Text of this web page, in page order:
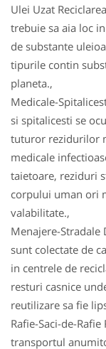
Ulei Uzat
trebuie sa aia loc
de substante
tipurile contin
planeta.,
Medicale-
si spitalicesti se
tuturor rezidurilor
medicale
taietoare, reziduri
corpului uman ori
valabilitate.,
Menajere-Stradale
sunt colectate de
in centrele de
resturi casnice
reutilizare sa fie
Rafie-Saci-de-
transportul